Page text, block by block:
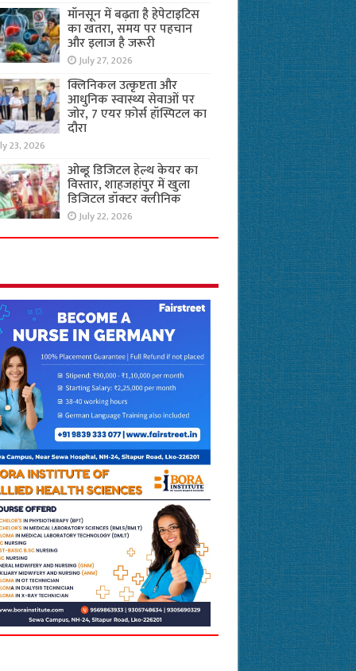
मॉनसून में बढ़ता है हेपेटाइटिस
का खतरा, समय पर पहचान
और इलाज है जरूरी
July 27, 2026
क्लिनिकल उत्कृष्टता और
आधुनिक स्वास्थ्य सेवाओं पर
जोर, 7 एयर फ़ोर्स हॉस्पिटल का
दौरा
23, 2026
ओब्डू डिजिटल हेल्थ केयर का
विस्तार, शाहजहांपुर में खुला
डिजिटल डॉक्टर क्लीनिक
July 22, 2026